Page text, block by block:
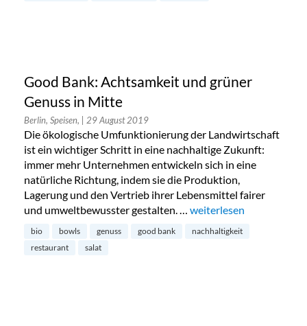
Good Bank: Achtsamkeit und grüner
Genuss in Mitte
Berlin, Speisen, | 29 August 2019
Die ökologische Umfunktionierung der Landwirtschaft
ist ein wichtiger Schritt in eine nachhaltige Zukunft:
immer mehr Unternehmen entwickeln sich in eine
natürliche Richtung, indem sie die Produktion,
Lagerung und den Vertrieb ihrer Lebensmittel fairer
und umweltbewusster gestalten. … „Good Bank:
weiterlesen
bio bowls genuss good bank
nachhaltigkeit
restaurant
salat